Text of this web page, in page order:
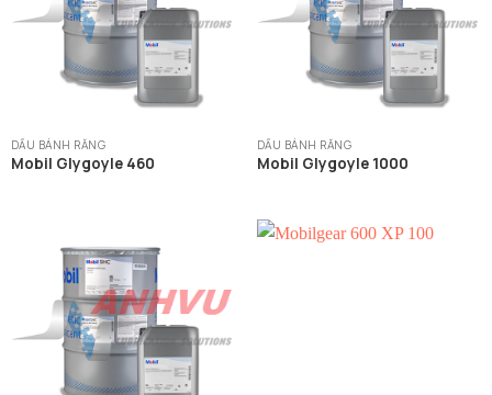
DẦU BÁNH RĂNG
Mobil Glygoyle 460
DẦU BÁNH RĂNG
Mobil Glygoyle 1000